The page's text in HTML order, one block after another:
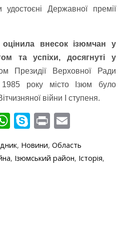
Державної премії
оцінила внесок ізюмчан у
та успіхи, досягнуті у
Президії Верховної Ради
року місто Ізюм було
війни І ступеня.
W
at
s
S
y
Pr
in
t ai
, Новини, Область
, Ізюмський район, Історія,